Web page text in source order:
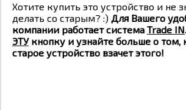
Хотите купить это устройство и не
делать со старым? :) Для Вашего
компании работает система Trade IN
ЭТУкнопку и узнайте больше о том,
старое устройство взачет этого!